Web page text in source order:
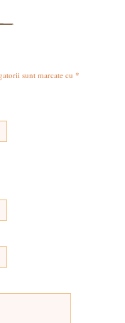
sunt marcate cu *